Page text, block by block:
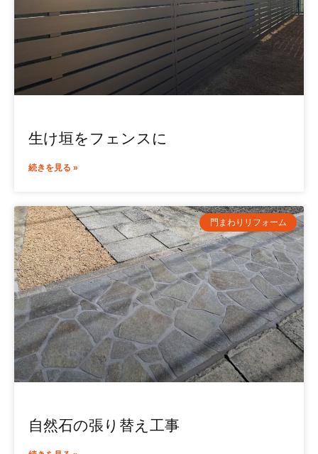
生け垣をフェンスに
続きを見る »
門まわりリフォーム
自然石の張り替え工事